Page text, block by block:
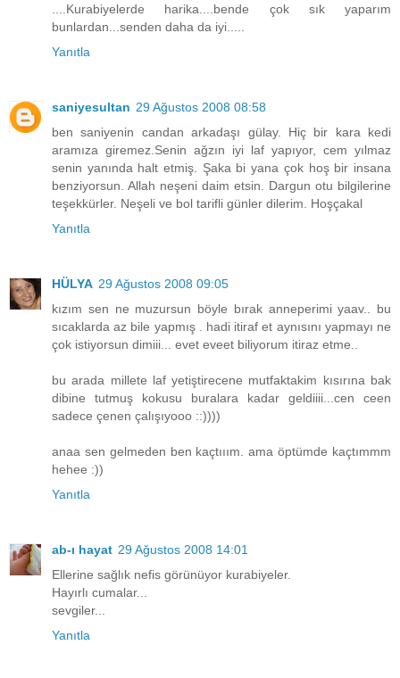
....Kurabiyelerde harika....bende çok sık yaparım
bunlardan...senden daha da iyi.....
Yanıtla
saniyesultan 29 Ağustos 2008 08:58
ben saniyenin candan arkadaşı gülay. Hiç bir kara kedi
aramıza giremez.Senin ağzın iyi laf yapıyor, cem yılmaz
senin yanında halt etmiş. Şaka bi yana çok hoş bir insana
benziyorsun. Allah neşeni daim etsin. Dargun otu bilgilerine
teşekkürler. Neşeli ve bol tarifli günler dilerim. Hoşçakal
Yanıtla
HÜLYA 29 Ağustos 2008 09:05
kızım sen ne muzursun böyle bırak anneperimi yaav.. bu
sıcaklarda az bile yapmış . hadi itiraf et aynısını yapmayı ne
çok istiyorsun dimiii... evet eveet biliyorum itiraz etme..
bu arada millete laf yetiştirecene mutfaktakim kısırına bak
dibine tutmuş kokusu buralara kadar geldiiii...cen ceen
sadece çenen çalışıyooo ::))))
anaa sen gelmeden ben kaçtııım. ama öptümde kaçtımmm
hehee :))
Yanıtla
ab-ı hayat 29 Ağustos 2008 14:01
Ellerine sağlık nefis görünüyor kurabiyeler.
Hayırlı cumalar...
sevgiler...
Yanıtla